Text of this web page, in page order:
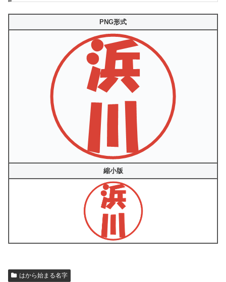
PNG形式
縮小版
はから始まる名字